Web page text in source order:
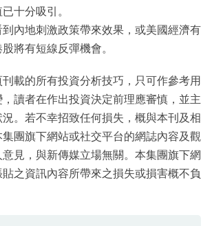
十分吸引。
內地刺激政策帶來效果，或美國經濟有
將有短線反彈機會。
載的所有投資分析技巧，只可作參考用
讀者在作出投資決定前理應審慎，並主
。若不幸招致任何損失，概與本刊及相
團旗下網站或社交平台的網誌內容及觀
見，與新傳媒立場無關。本集團旗下網
之資訊內容所帶來之損失或損害概不負